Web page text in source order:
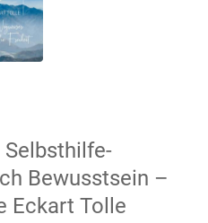
Bewusstsein –
Eckart Tolle